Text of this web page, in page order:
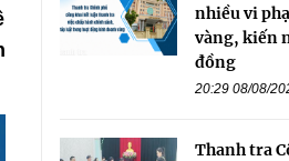
nhiều vi
vàng, kiến
đồng
20:29 08/08/
Thanh tra